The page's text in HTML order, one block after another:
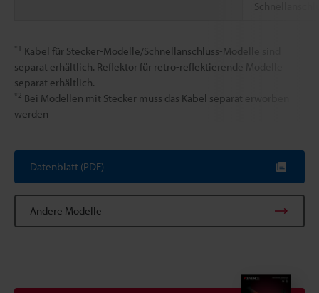
*1 Kabel für Stecker-Modelle/Schnellanschluss-Modelle sind
separat erhältlich. Reflektor für retro-reflektierende Modelle
separat erhältlich.
*2 Bei Modellen mit Stecker muss das Kabel separat erworben
werden
Datenblatt (PDF)
Andere Modelle